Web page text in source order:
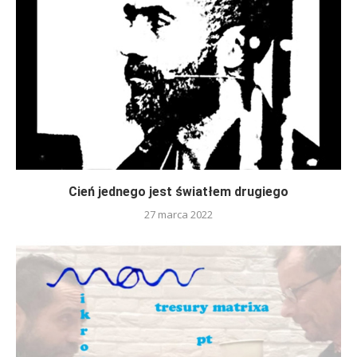
Cień jednego jest światłem drugiego
27 marca 2022